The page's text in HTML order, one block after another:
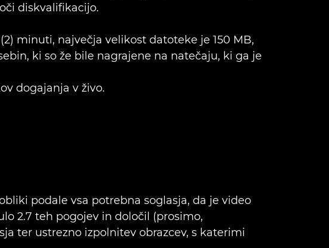
diskvalifikacijo.
minuti, največja velikost datoteke je 150 MB,
ki so že bile nagrajene na natečaju, ki ga je
dogajanja v živo.
podale vsa potrebna soglasja, da je video
2.7 teh pogojev in določil (prosimo,
ter ustrezno izpolnitev obrazcev, s katerimi